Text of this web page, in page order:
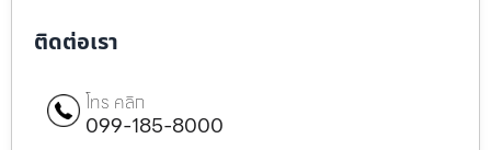
ติดต่อเรา
โทร คลิก
099-185-8000